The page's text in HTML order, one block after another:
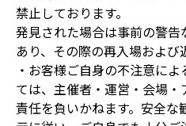
禁止しております。
発見された場合は事前の警
あり、その際の再入場および
・お客様ご自身の不注意に
ては、主催者・運営・会場
責任を負いかねます。安全